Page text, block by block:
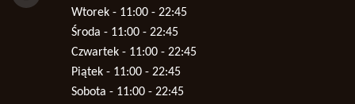
Wtorek - 11:00 - 22:45
Środa - 11:00 - 22:45
Czwartek - 11:00 - 22:45
Piątek - 11:00 - 22:45
Sobota - 11:00 - 22:45